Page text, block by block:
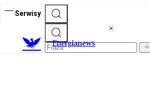
Serwisy
Energianews